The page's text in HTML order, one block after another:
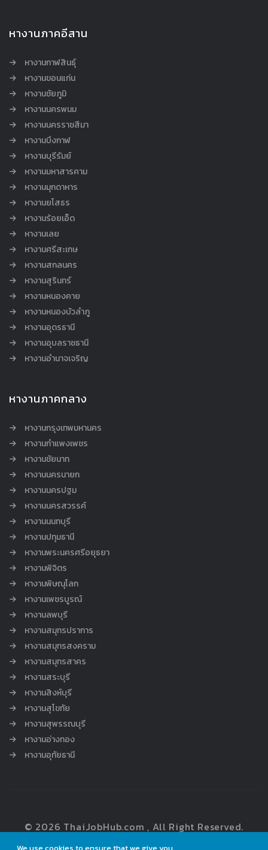
หางานภาคอีสาน
หางานกาฬสินธุ์
หางานขอนแก่น
หางานชัยภูมิ
หางานนครพนม
หางานนครราชสีมา
หางานบึงกาฬ
หางานบุรีรัมย์
หางานมหาสารคาม
หางานมุกดาหาร
หางานยโสธร
หางานร้อยเอ็ด
หางานเลย
หางานศรีสะเกษ
หางานสกลนคร
หางานสุรินทร์
หางานหนองคาย
หางานหนองบัวลำภู
หางานอุดรธานี
หางานอุบลราชธานี
หางานอำนาจเจริญ
หางานภาคกลาง
หางานกรุงเทพมหานคร
หางานกำแพงเพชร
หางานชัยนาท
หางานนครนายก
หางานนครปฐม
หางานนครสวรรค์
หางานนนทบุรี
หางานปทุมธานี
หางานพระนครศรีอยุธยา
หางานพิจิตร
หางานพิษณุโลก
หางานเพชรบูรณ์
หางานลพบุรี
หางานสมุทรปราการ
หางานสมุทรสงคราม
หางานสมุทรสาคร
หางานสระบุรี
หางานสิงห์บุรี
หางานสุโขทัย
หางานสุพรรณบุรี
หางานอ่างทอง
หางานอุทัยธานี
© 2026 ThaiJobHub.com , All Right Reserved.